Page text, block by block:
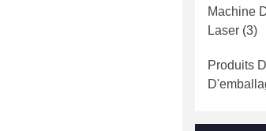
Machine
Laser (3)
Produits